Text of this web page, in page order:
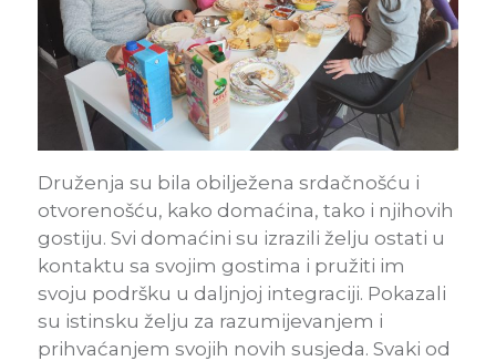
Druženja su bila obilježena srdačnošću i
otvorenošću, kako domaćina, tako i njihovih
gostiju. Svi domaćini su izrazili želju ostati u
kontaktu sa svojim gostima i pružiti im
svoju podršku u daljnjoj integraciji. Pokazali
su istinsku želju za razumijevanjem i
prihvaćanjem svojih novih susjeda. Svaki od